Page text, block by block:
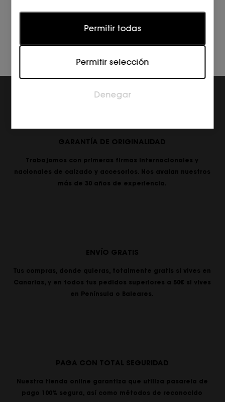
GARANTÍA DE ORIGINALIDAD
Trabajamos con primeras firmas internacionales y
nacionales de calzado y accesorios. Nos avalan nuestros
más de 30 años de experiencia.
ENVÍO GRATIS
Tus compras, donde quieras, totalmente gratis si vives en
Canarias, y en todos tus pedidos superiores a 50€ si vives
en Península o Baleares.
PAGA CON TOTAL SEGURIDAD
Nuestra tienda online garantiza que utiliza pasarela de
pago 100% segura, así como métodos de reconocido
Estadísticas
los visitantes con las páginas web reuniendo y
mostrar anuncios relevantes y atractivos para el
usuario individual, y por lo tanto, más valiosos para
Permitir todas
Permitir selección
Denegar